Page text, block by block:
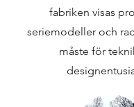
fabriken visas
seriemodeller och
måste för